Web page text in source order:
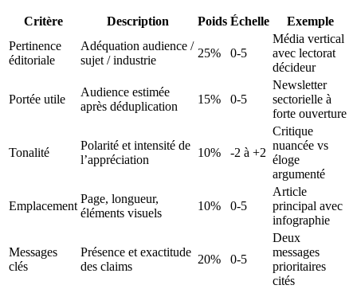
Critère Description Poids Échelle
Exemple
Pertinence
éditoriale
Adéquation audience /
sujet / industrie
25% 0-5
Média vertical
avec lectorat
décideur
Portée utile
Audience estimée
après déduplication
15% 0-5
Newsletter
sectorielle à
forte ouverture
Tonalité
Polarité et intensité de
l’appréciation
10% -2 à +2
Critique
nuancée vs
éloge
argumenté
Emplacement
Page, longueur,
éléments visuels
10% 0-5
Article
principal avec
infographie
Messages
clés
Présence et exactitude
des claims
20% 0-5
Deux
messages
prioritaires
cités